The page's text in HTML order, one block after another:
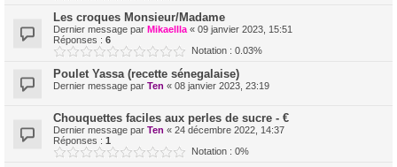
Les croques Monsieur/Madame
Dernier message par Mikaellla « 09 janvier 2023, 15:51
Réponses : 6
Notation : 0.03%
Poulet Yassa (recette sénegalaise)
Dernier message par Ten « 08 janvier 2023, 23:19
Chouquettes faciles aux perles de sucre - €
Dernier message par Ten « 24 décembre 2022, 14:37
Réponses : 1
Notation : 0%